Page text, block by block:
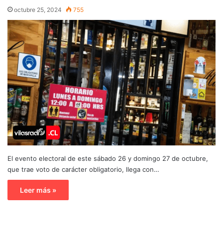
octubre 25, 2024 755
El evento electoral de este sábado 26 y domingo 27 de octubre,
que trae voto de carácter obligatorio, llega con…
Leer más »